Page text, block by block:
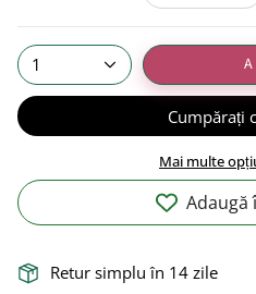
1
Mai multe
Adaugă
Retur simplu în 14 zile